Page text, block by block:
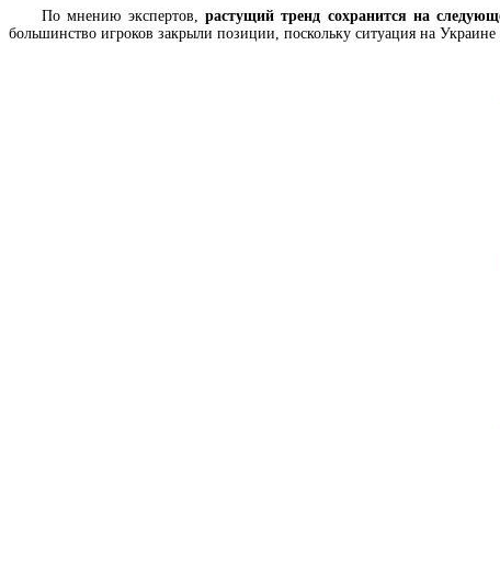
По мнению экспертов, растущий тренд сохранится на
большинство игроков закрыли позиции, поскольку ситуация на Украине